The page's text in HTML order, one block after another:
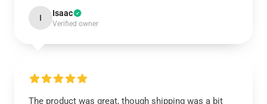
I Isaac
Verified owner
The product was great, though shipping was a bit